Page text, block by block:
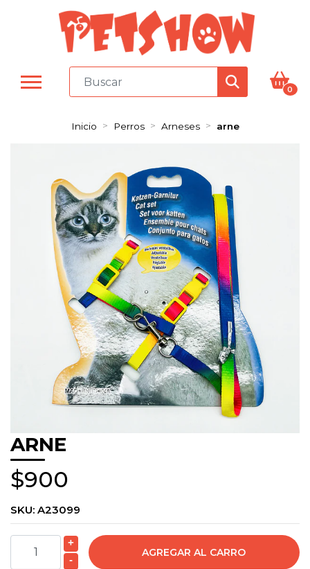
0
Inicio Perros Arneses arne
ARNE
$900
SKU: A23099
+
-